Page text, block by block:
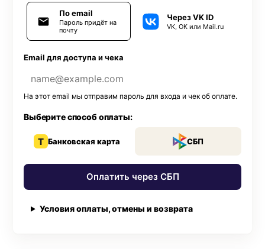
По email
Пароль придёт на
почту
Через VK ID
VK, ОК или Mail.ru
Email для доступа и чека
На этот email мы отправим пароль для входа и чек об оплате.
Подключить автопродление:
. Отключить можно в профиле до
следующего списания.
Выберите способ оплаты:
T Банковская карта СБП
Оплатить через СБП
Условия оплаты, отмены и возврата